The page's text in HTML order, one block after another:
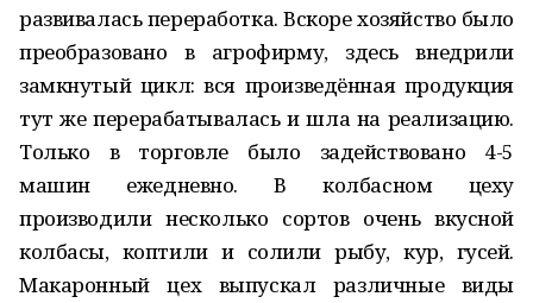
развивалась переработка. Вскоре хозяйство было
преобразовано в агрофирму, здесь внедрили
замкнутый цикл: вся произведённая продукция
тут же перерабатывалась и шла на реализацию.
Только в торговле было задействовано 4-5
машин ежедневно. В колбасном цеху
производили несколько сортов очень вкусной
колбасы, коптили и солили рыбу, кур, гусей.
Макаронный цех выпускал различные виды